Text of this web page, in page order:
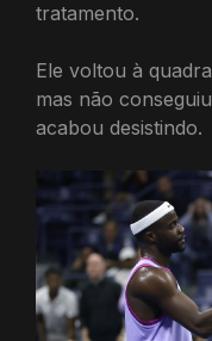
tratamento.
Ele voltou à
mas não
acabou desistindo.